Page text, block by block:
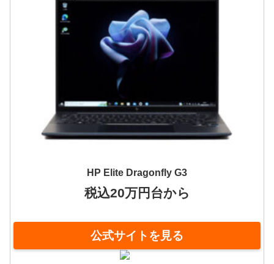
HP Elite Dragonfly G3
税込20万円台から
公式サイトを見る